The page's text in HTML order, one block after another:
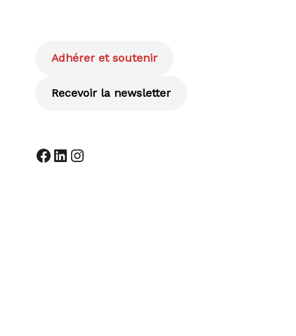
Adhérer et soutenir
Recevoir la newsletter
Facebook
LinkedIn
Instagram